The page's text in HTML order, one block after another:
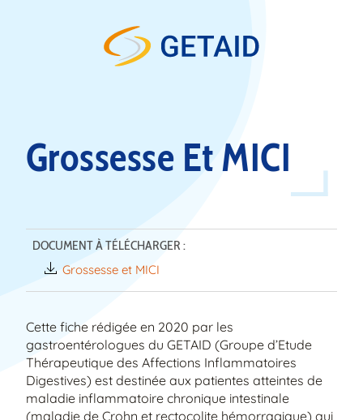
Grossesse Et MICI
DOCUMENT À TÉLÉCHARGER :
Grossesse et MICI
Cette fiche rédigée en 2020 par les
gastroentérologues du GETAID (Groupe d’Etude
Thérapeutique des Affections Inflammatoires
Digestives) est destinée aux patientes atteintes de
maladie inflammatoire chronique intestinale
(maladie de Crohn et rectocolite hémorragique) qui